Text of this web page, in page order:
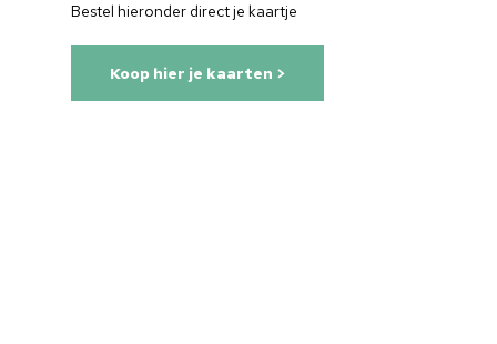
Bestel hieronder direct je kaartje
Koop hier je kaarten >